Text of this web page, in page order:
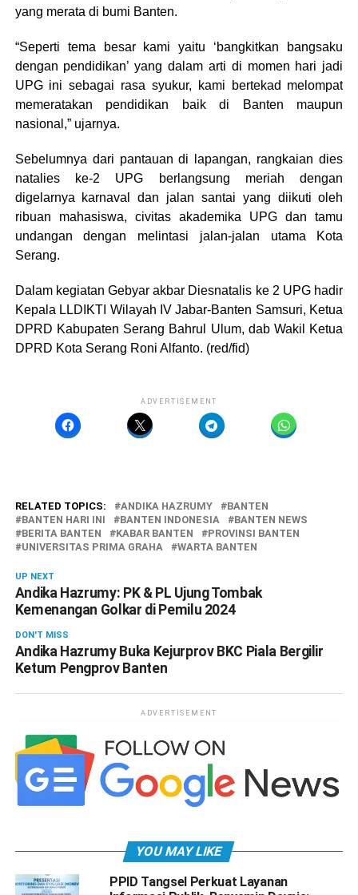
yang merata di bumi Banten.
“Seperti tema besar kami yaitu ‘bangkitkan bangsaku
dengan pendidikan’ yang dalam arti di momen hari jadi
UPG ini sebagai rasa syukur, kami bertekad melompat
memeratakan pendidikan baik di Banten maupun
nasional,” ujarnya.
Sebelumnya dari pantauan di lapangan, rangkaian dies
natalies ke-2 UPG berlangsung meriah dengan
digelarnya karnaval dan jalan santai yang diikuti oleh
ribuan mahasiswa, civitas akademika UPG dan tamu
undangan dengan melintasi jalan-jalan utama Kota
Serang.
Dalam kegiatan Gebyar akbar Diesnatalis ke 2 UPG hadir
Kepala LLDIKTI Wilayah IV Jabar-Banten Samsuri, Ketua
DPRD Kabupaten Serang Bahrul Ulum, dab Wakil Ketua
DPRD Kota Serang Roni Alfanto. (red/fid)
ADVERTISEMENT
RELATED TOPICS: ANDIKA HAZRUMY
BANTEN
BANTEN HARI INI
BANTEN INDONESIA
BANTEN NEWS
BERITA BANTEN
KABAR BANTEN
PROVINSI BANTEN
UNIVERSITAS PRIMA GRAHA
WARTA BANTEN
UP NEXT
Andika Hazrumy: PK & PL Ujung Tombak
Kemenangan Golkar di Pemilu 2024
DON'T MISS
Andika Hazrumy Buka Kejurprov BKC Piala Bergilir
Ketum Pengprov Banten
ADVERTISEMENT
YOU MAY LIKE
PPID Tangsel Perkuat Layanan